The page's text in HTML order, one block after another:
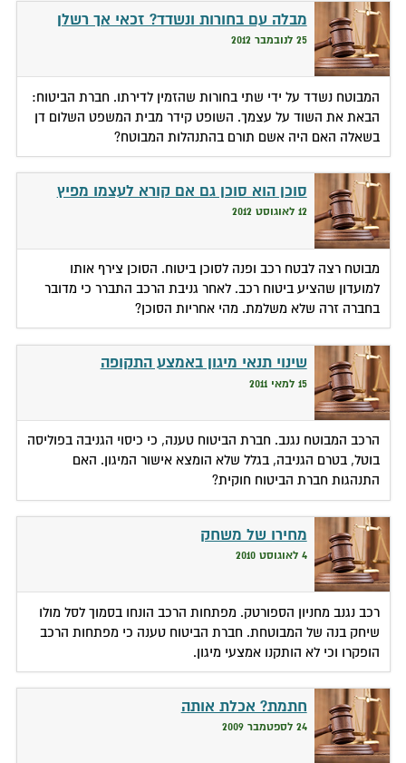
מבלה עם בחורות ונשדד? זכאי אך רשלן
25 לנובמבר 2012
המבוטח נשדד על ידי שתי בחורות שהזמין לדירתו. חברת הביטוח:
הבאת את השוד על עצמך. השופט קידר מבית המשפט השלום דן
בשאלה האם היה אשם תורם בהתנהלות המבוטח?
סוכן הוא סוכן גם אם קורא לעצמו מפיץ
12 לאוגוסט 2012
מבוטח רצה לבטח רכב ופנה לסוכן ביטוח. הסוכן צירף אותו
למועדון שהציע ביטוח רכב. לאחר גניבת הרכב התברר כי מדובר
בחברה זרה שלא משלמת. מהי אחריות הסוכן?
שינוי תנאי מיגון באמצע התקופה
15 למאי 2011
הרכב המבוטח נגנב. חברת הביטוח טענה, כי כיסוי הגניבה בפוליסה
בוטל, בטרם הגניבה, בגלל שלא הומצא אישור המיגון. האם
התנהגות חברת הביטוח חוקית?
מחירו של משחק
4 לאוגוסט 2010
רכב נגנב מחניון הספורטק. מפתחות הרכב הונחו בסמוך לסל מולו
שיחק בנה של המבוטחת. חברת הביטוח טענה כי מפתחות הרכב
הופקרו וכי לא הותקנו אמצעי מיגון.
חתמת? אכלת אותה
24 לספטמבר 2009